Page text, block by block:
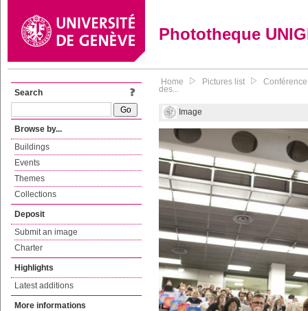
Phototheque
Search
Browse by...
Buildings
Events
Themes
Collections
Deposit
Submit an image
Charter
Highlights
Latest additions
More informations
Home Pictures list
des...
Image